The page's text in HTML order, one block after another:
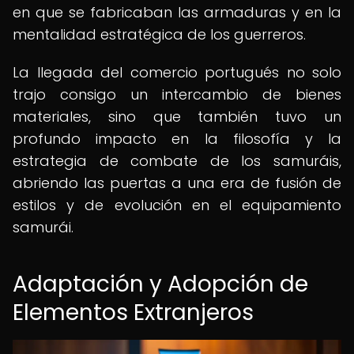
en que se fabricaban las armaduras y en la
mentalidad estratégica de los guerreros.
La llegada del comercio portugués no solo
trajo consigo un intercambio de bienes
materiales, sino que también tuvo un
profundo impacto en la filosofía y la
estrategia de combate de los samuráis,
abriendo las puertas a una era de fusión de
estilos y de evolución en el equipamiento
samurái.
Adaptación y Adopción de
Elementos Extranjeros